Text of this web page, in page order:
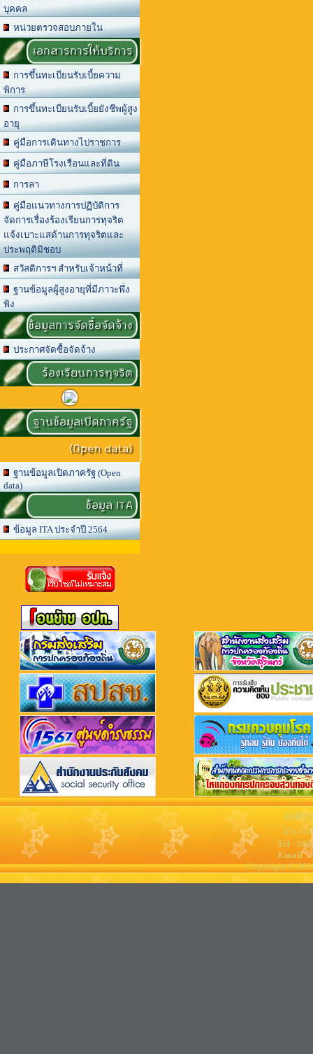
บุคคล
หน่วยตรวจสอบภายใน
เอกสารการให้บริการ
การขึ้นทะเบียนรับเบี้ยความ
พิการ
การขึ้นทะเบียนรับเบี้ยยังชีพผู้สูง
อายุ
คู่มือการเดินทางไปราชการ
คู่มือภาษีโรงเรือนและที่ดิน
การลา
คู่มือแนวทางการปฏิบัติการ
จัดการเรื่องร้องเรียนการทุจริต
แจ้งเบาะแสด้านการทุจริตและ
ประพฤติมิชอบ
สวัสดิการฯ สำหรับเจ้าหน้าที่
ฐานข้อมูลผู้สูงอายุที่มีภาวะพึ่ง
พิง
ข้อมูลการจัดซื้อจัดจ้าง
ประกาศจัดซื้อจัดจ้าง
ร้องเรียนการทุจริต
ฐานข้อมูลเปิดภาครัฐ
(Open data)
ฐานข้อมูลเปิดภาครัฐ (Open
data)
ข้อมูล ITA
ข้อมูล ITA ประจำปี 2564
องค์ก
อำเภอ
Tel :
Email:
Copyright ©